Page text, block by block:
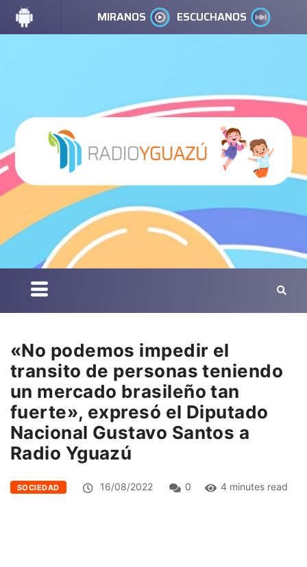
MIRANOS ESCUCHANOS
«No podemos impedir el
transito de personas teniendo
un mercado brasileño tan
fuerte», expresó el Diputado
Nacional Gustavo Santos a
Radio Yguazú
SOCIEDAD 16/08/2022 0 4 minutes read